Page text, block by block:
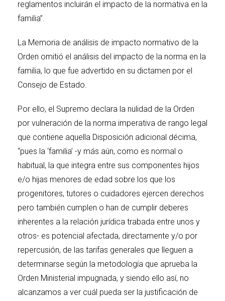
reglamentos incluirán el impacto de la normativa en la
familia”.
La Memoria de análisis de impacto normativo de la
Orden omitió el análisis del impacto de la norma en la
familia, lo que fue advertido en su dictamen por el
Consejo de Estado.
Por ello, el Supremo declara la nulidad de la Orden
por vulneración de la norma imperativa de rango legal
que contiene aquella Disposición adicional décima,
“pues la ‘familia’ -y más aún, como es normal o
habitual, la que integra entre sus componentes hijos
e/o hijas menores de edad sobre los que los
progenitores, tutores o cuidadores ejercen derechos
pero también cumplen o han de cumplir deberes
inherentes a la relación jurídica trabada entre unos y
otros- es potencial afectada, directamente y/o por
repercusión, de las tarifas generales que lleguen a
determinarse según la metodología que aprueba la
Orden Ministerial impugnada, y siendo ello así, no
alcanzamos a ver cuál pueda ser la justificación de